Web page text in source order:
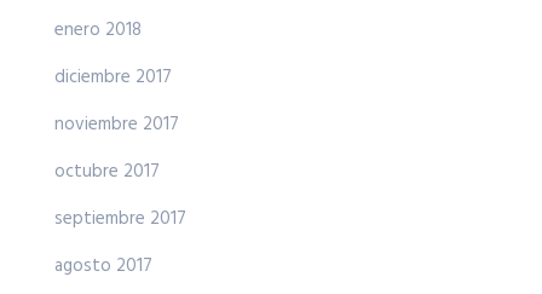
enero 2018
diciembre 2017
noviembre 2017
octubre 2017
septiembre 2017
agosto 2017